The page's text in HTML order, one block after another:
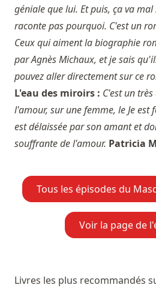
géniale que lui. Et puis, ça va mal
raconte pas pourquoi. C'est un
Ceux qui aiment la biographie
par Agnès Michaux, et je sais
pouvez aller directement sur ce
L'eau des miroirs : C'est un
l'amour, sur une femme, le Je
est délaissée par son amant et
souffrante de l'amour. Patricia
Tous les épisodes du
Voir la page de
Livres les plus recommandés